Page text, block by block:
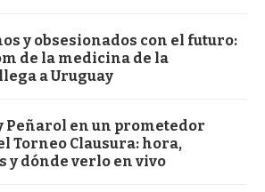
y obsesionados con el futuro:
de la medicina de la
a Uruguay
Peñarol en un prometedor
Torneo Clausura: hora,
y dónde verlo en vivo